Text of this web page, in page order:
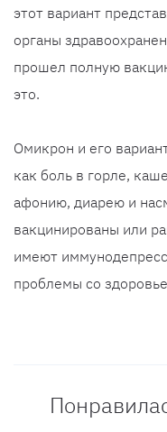
этот вариант
органы
прошел полную
это.
Омикрон и его
как боль в горле,
афонию, диарею и
вакцинированы или
имеют
проблемы со